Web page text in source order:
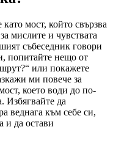
мост, който свързва
мислите и чувствата
събеседник говори
попитайте нещо от
или покажете
ми повече за
което води до по-
Избягвайте да
веднага към себе си,
и да остави